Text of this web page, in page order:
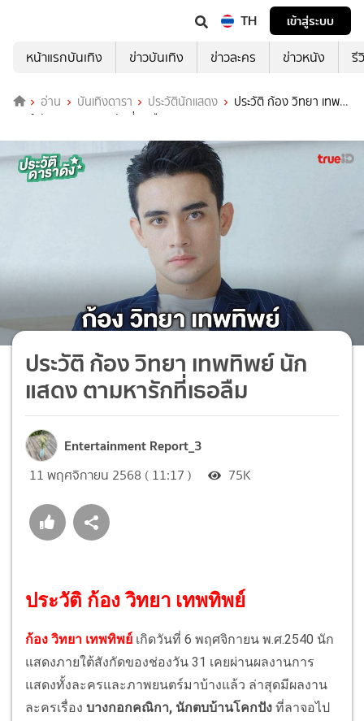
TH
เข้าสู่ระบบ
หน้าแรกบันเทิง
ข่าวบันเทิง ข่าวละคร ข่าวหนัง รี
อ่าน บันเทิงดารา ประวัตินักแสดง
ประวัติ ก้อง วิทยา เทพ
ทิพย์ นักแสดง ตามหารักที่เธอลืม
ประวัติ ก้อง วิทยา เทพทิพย์ นัก
แสดง ตามหารักที่เธอลืม
Entertainment Report_3
11 พฤศจิกายน 2568 ( 11:17 ) 75K
ประวัติ ก้อง วิทยา เทพทิพย์
ก้อง วิทยา เทพทิพย์ เกิดวันที่ 6 พฤศจิกายน พ.ศ.2540 นัก
แสดงภายใต้สังกัดของช่องวัน 31 เคยผ่านผลงานการ
แสดงทั้งละครและภาพยนตร์มาบ้างแล้ว ล่าสุดมีผลงาน
ละครเรื่อง บางกอกคณิกา, นักตบบ้านโคกปัง ที่ลาจอไป